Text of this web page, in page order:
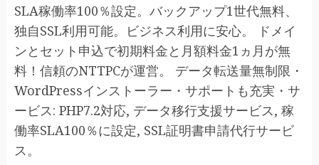
SLA稼働率100％設定。バックアップ1世代無料、
独自SSL利用可能。ビジネス利用に安心。 ドメイ
ンとセット申込で初期料金と月額料金1ヵ月が無
料！信頼のNTTPCが運営。 データ転送量無制限・
WordPressインストーラー・サポートも充実・サ
ービス: PHP7.2対応, データ移行支援サービス, 稼
働率SLA100％に設定, SSL証明書申請代行サービ
ス。